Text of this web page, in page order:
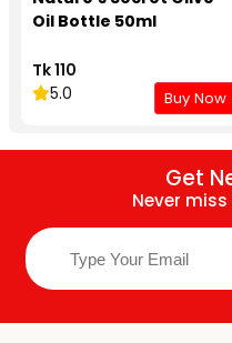
Oil Bottle 50ml
Tk 110
5.0
Buy Now
Get
Never